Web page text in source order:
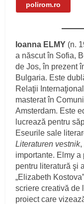
polirom.ro
Ioanna ELMY (n.
a născut în Sofia,
de Jos, în prezent
Bulgaria. Este
Relaţii
masterat în
Amsterdam. Este
lucrează pentru
Eseurile sale
Literaturen vestnik,
importante. Elmy a
pentru literatură şi
„Elizabeth
scriere creativă de
proiect care